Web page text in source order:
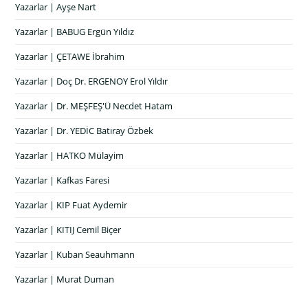
Yazarlar | Ayşe Nart
Yazarlar | BABUG Ergün Yıldız
Yazarlar | ÇETAWE İbrahim
Yazarlar | Doç Dr. ERGENOY Erol Yıldır
Yazarlar | Dr. MEŞFEŞ'Ü Necdet Hatam
Yazarlar | Dr. YEDİC Batıray Özbek
Yazarlar | HATKO Mülayim
Yazarlar | Kafkas Faresi
Yazarlar | KIP Fuat Aydemir
Yazarlar | KITIJ Cemil Biçer
Yazarlar | Kuban Seauhmann
Yazarlar | Murat Duman